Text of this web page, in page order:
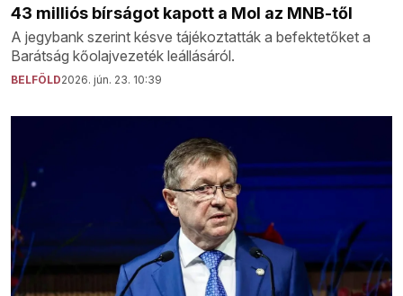
43 milliós bírságot kapott a Mol az MNB-től
A jegybank szerint késve tájékoztatták a befektetőket a
Barátság kőolajvezeték leállásáról.
BELFÖLD2026. jún. 23. 10:39